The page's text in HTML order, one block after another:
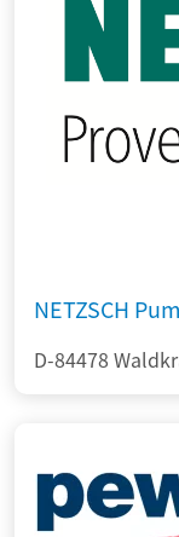
NETZSCH
D-84478